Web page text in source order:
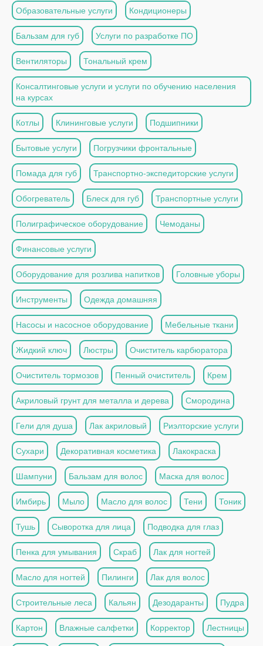
Образовательные услуги Кондиционеры
Бальзам для губ Услуги по разработке ПО
Вентиляторы Тональный крем
Консалтинговые услуги и услуги по обучению населения
на курсах
Котлы Клининговые услуги Подшипники
Бытовые услуги Погрузчики фронтальные
Помада для губ Транспортно-экспедиторские услуги
Обогреватель Блеск для губ Транспортные услуги
Полиграфическое оборудование Чемоданы
Финансовые услуги
Оборудование для розлива напитков Головные уборы
Инструменты Одежда домашняя
Насосы и насосное оборудование Мебельные ткани
Жидкий ключ Люстры Очиститель карбюратора
Очиститель тормозов Пенный очиститель Крем
Акриловый грунт для металла и дерева Смородина
Гели для душа Лак акриловый Риэлторские услуги
Сухари Декоративная косметика Лакокраска
Шампуни Бальзам для волос Маска для волос
Имбирь Мыло Масло для волос Тени Тоник
Тушь Сыворотка для лица Подводка для глаз
Пенка для умывания Скраб Лак для ногтей
Масло для ногтей Пилинги Лак для волос
Строительные леса Кальян Дезодаранты Пудра
Картон Влажные салфетки Корректор Лестницы